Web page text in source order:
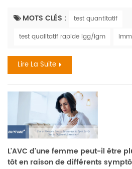
monkeypox a été isolé et identifié
centre de recherche danois sont
lor...
MOTS CLÉS :
test quantitatif
test qualitatif rapide igg/igm
Lire La Suite
L'AVC d'une femme peut-il être
tôt en raison de différents